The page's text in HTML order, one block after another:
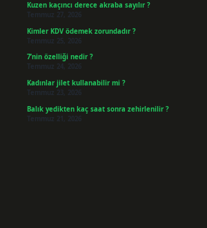
Kuzen kaçıncı derece akraba sayılır ?
Temmuz 27, 2026
Kimler KDV ödemek zorundadır ?
Temmuz 25, 2026
7’nin özelliği nedir ?
Temmuz 24, 2026
Kadınlar jilet kullanabilir mi ?
Temmuz 23, 2026
Balık yedikten kaç saat sonra zehirlenilir ?
Temmuz 21, 2026